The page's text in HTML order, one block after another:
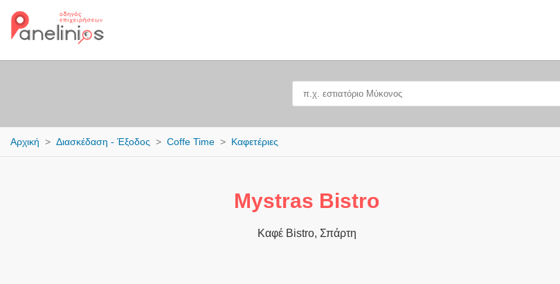
Αρχική Διασκέδαση - Έξοδος Coffe Time Καφετέριες
Mystras Bistro
Καφέ Bistro, Σπάρτη